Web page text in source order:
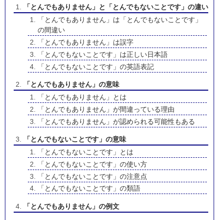
「とんでもありません」と「とんでもないことです」の違い
「とんでもありません」は「とんでもないことです」
の間違い
「とんでもありません」は誤字
「とんでもないことです」は正しい日本語
「とんでもないことです」の英語表記
「とんでもありません」の意味
「とんでもありません」とは
「とんでもありません」が間違っている理由
「とんでもありません」が認められる可能性もある
「とんでもないことです」の意味
「とんでもないことです」とは
「とんでもないことです」の使い方
「とんでもないことです」の注意点
「とんでもないことです」の類語
「とんでもありません」の例文